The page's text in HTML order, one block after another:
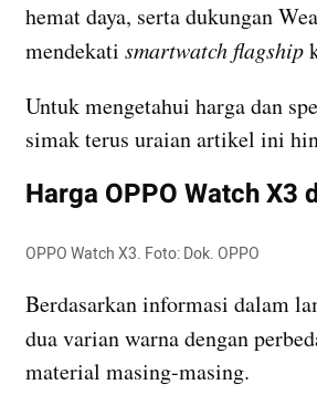
hemat daya, serta dukungan
mendekati smartwatch flagship
Untuk mengetahui harga dan
simak terus uraian artikel ini
Harga OPPO Watch X3
OPPO Watch X3. Foto: Dok. OPPO
Berdasarkan informasi dalam
dua varian warna dengan
material masing-masing.